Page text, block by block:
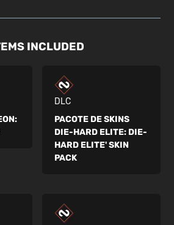
INCLUDED
DLC
PACOTE DE SKINS
DIE-HARD ELITE: DIE-
HARD ELITE' SKIN
PACK